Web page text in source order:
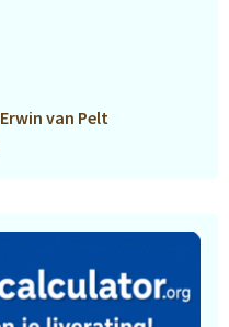
Erwin van Pelt